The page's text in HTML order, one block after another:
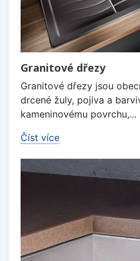
Granitové dřezy
Granitové dřezy jsou
drcené žuly, pojiva a
kameninovému povrchu,...
Číst více